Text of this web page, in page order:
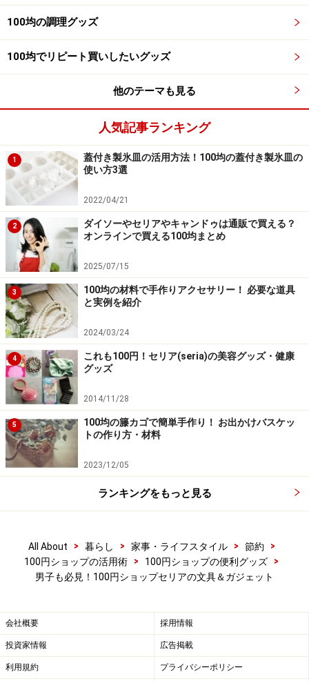
A4タブレットケース
100円ショップセリアのタブレットケース
タブレットはもちろんのこと、A4サイズの薄いパソコン
であれば入るクッション性の高いケースです。色もポッ
プで100円グッズっぽく見えないのが嬉しいところ。
タブレット＆スマホスタンド
100円ショップセリアのスマホ＆タブレットスタンド
タブレットやスマホをたてて使うことができるスタン
ド。映像を観るときなどに便利ですね。折りたたむとコ
ンパクトになり軽いので、長時間移動のときなども持ち
100均の調理グッズ
100均でリピート買いしたいグッズ
他のテーマも見る
人気記事ランキング
1
蓋付き製氷皿の活用方法！100均の蓋付き製氷皿の
使い方3選
2022/04/21
2
ダイソーやセリアやキャンドゥは通販で買える？
オンラインで買える100均まとめ
2025/07/15
3
100均の材料で手作りアクセサリー！ 必要な道具
と実例を紹介
2024/03/24
4
これも100円！セリア(seria)の美容グッズ・健康
グッズ
2014/11/28
5
100均の籐カゴで簡単手作り！ お出かけバスケッ
トの作り方・材料
2023/12/05
ランキングをもっと見る
All About > 暮らし > 家事・ライフスタイル > 節約
>
100円ショップの活用術
> 100円ショップの便利グッズ
>
男子も必見！100円ショップセリアの文具＆ガジェット
会社概要 採用情報
投資家情報 広告掲載
利用規約 プライバシーポリシー